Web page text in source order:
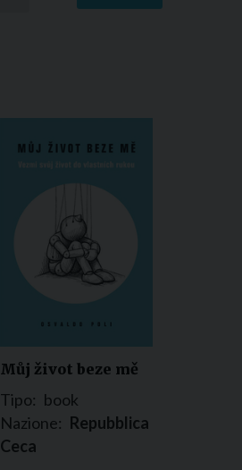
Můj život beze mě
Tipo: book
Nazione: Repubblica
Ceca